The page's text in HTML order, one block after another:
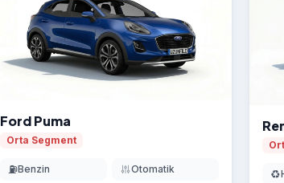
Ford Puma
Orta Segment
⛽Benzin Otomatik ♻️